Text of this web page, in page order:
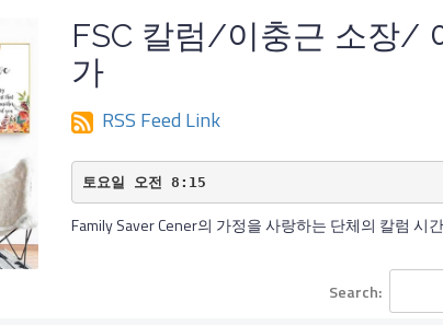
FSC 칼럼/이충근 소장/
가
RSS Feed Link
토요일 오전 8:15
Family Saver Cener의 가정을 사랑하는 단체의 칼럼 시
Search: